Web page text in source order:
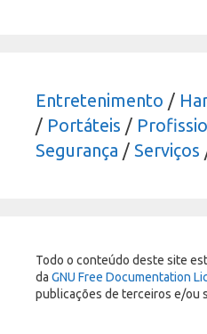
Entretenimento /
/ Portáteis /
Segurança / Serviços
Todo o conteúdo deste site
da GNU Free Documentation
publicações de terceiros e/ou